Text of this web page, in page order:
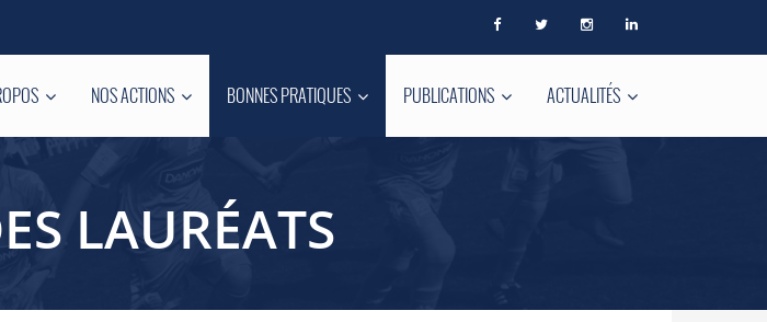
NOS ACTIONS BONNES PRATIQUES PUBLICATIONS ACTUALITÉS
LAURÉATS